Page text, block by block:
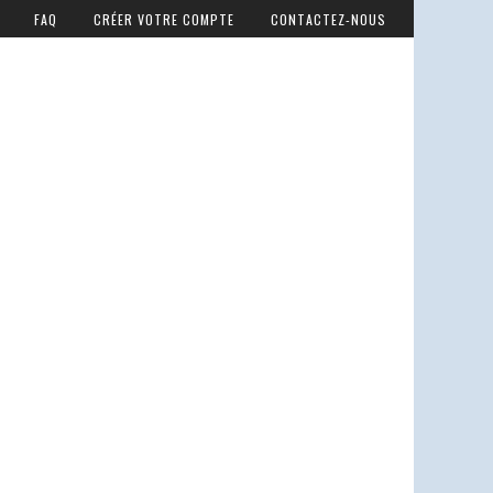
FAQ CRÉER VOTRE COMPTE CONTACTEZ-NOUS